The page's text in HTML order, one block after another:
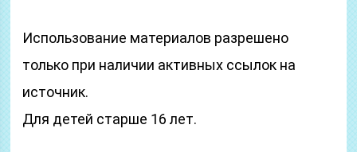
Использование материалов разрешено
только при наличии активных ссылок на
источник.
Для детей старше 16 лет.